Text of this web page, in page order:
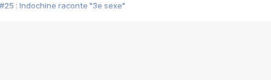
#25 : Indochine raconte "3e sexe"